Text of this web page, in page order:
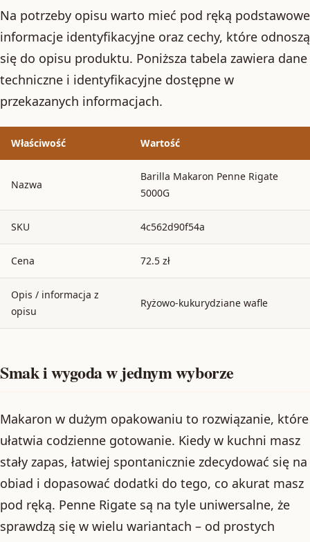
Na potrzeby opisu warto mieć pod ręką podstawowe
informacje identyfikacyjne oraz cechy, które odnoszą
się do opisu produktu. Poniższa tabela zawiera dane
techniczne i identyfikacyjne dostępne w
przekazanych informacjach.
Właściwość Wartość
Nazwa
Barilla Makaron Penne Rigate
5000G
SKU 4c562d90f54a
Cena 72.5 zł
Opis / informacja z
opisu
Ryżowo-kukurydziane wafle
Smak i wygoda w jednym wyborze
Makaron w dużym opakowaniu to rozwiązanie, które
ułatwia codzienne gotowanie. Kiedy w kuchni masz
stały zapas, łatwiej spontanicznie zdecydować się na
obiad i dopasować dodatki do tego, co akurat masz
pod ręką. Penne Rigate są na tyle uniwersalne, że
sprawdzą się w wielu wariantach – od prostych